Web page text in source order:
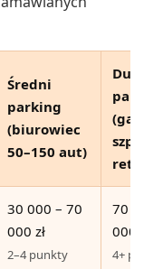
Średni
parking
(biurowiec
50–150 aut)
30 000 – 70
000 zł
2–4 punkty
70
000
4+